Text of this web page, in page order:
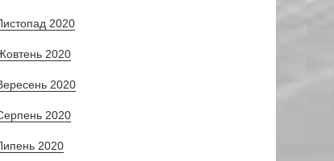
2020
2020
2020
2020
2020